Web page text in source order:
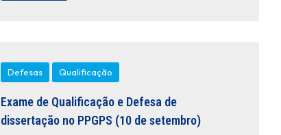
Defesas Qualificação
Exame de Qualificação e Defesa de
dissertação no PPGPS (10 de setembro)